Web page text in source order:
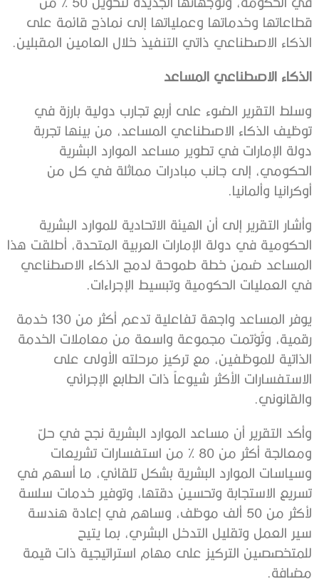
قطاعاتها وخدماتها وعملياتها إلى نماذج قائمة على
الذكاء الاصطناعي ذاتي التنفيذ خلال العامين المقبلين.
الذكاء الاصطناعي المساعد
وسلط التقرير الضوء على أربع تجارب دولية بارزة في
توظيف الذكاء الاصطناعي المساعد، من بينها تجربة
دولة الإمارات في تطوير مساعد الموارد البشرية
الحكومي، إلى جانب مبادرات مماثلة في كل من
أوكرانيا وألمانيا.
وأشار التقرير إلى أن الهيئة الاتحادية للموارد البشرية
الحكومية في دولة الإمارات العربية المتحدة، أطلقت هذا
المساعد ضمن خطة طموحة لدمج الذكاء الاصطناعي
في العمليات الحكومية وتبسيط الإجراءات.
يوفر المساعد واجهة تفاعلية تدعم أكثر من 130 خدمة
رقمية، وتُؤتمت مجموعة واسعة من معاملات الخدمة
الذاتية للموظفين، مع تركيز مرحلته الأولى على
الاستفسارات الأكثر شيوعاً ذات الطابع الإجرائي
والقانوني.
وأكد التقرير أن مساعد الموارد البشرية نجح في حلّ
ومعالجة أكثر من 80 % من استفسارات تشريعات
وسياسات الموارد البشرية بشكل تلقائي، ما أسهم في
تسريع الاستجابة وتحسين دقتها، وتوفير خدمات سلسة
لأكثر من 50 ألف موظف، وساهم في إعادة هندسة
سير العمل وتقليل التدخل البشري، بما يتيح
للمتخصصين التركيز على مهام استراتيجية ذات قيمة
مضافة.